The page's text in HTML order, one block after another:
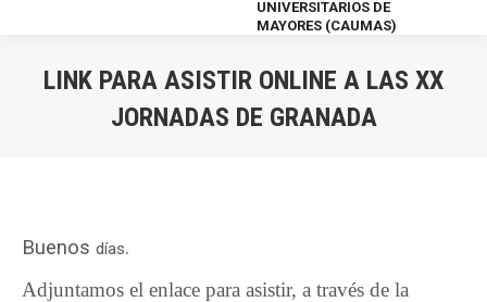
UNIVERSITARIOS DE
MAYORES (CAUMAS)
LINK PARA ASISTIR ONLINE A LAS XX
JORNADAS DE GRANADA
Buenos días.
Adjuntamos el enlace para asistir, a través de la